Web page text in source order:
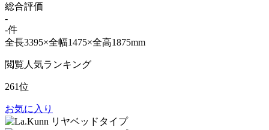
総合評価
-
-件
全長3395×全幅1475×全高1875mm
閲覧人気ランキング
261位
お気に入り